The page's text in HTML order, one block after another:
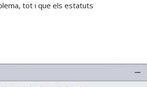
tot i que els estatuts